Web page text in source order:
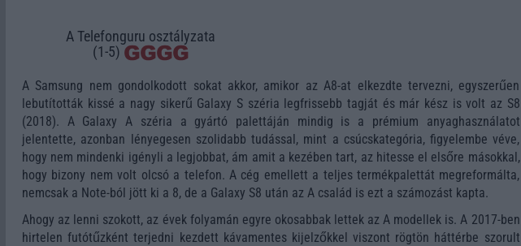
A Telefonguru osztályzata
(1-5)
A Samsung nem gondolkodott sokat akkor, amikor az A8-at elkezdte tervezni, egyszerűen
lebutították kissé a nagy sikerű Galaxy S széria legfrissebb tagját és már kész is volt az S8
(2018). A Galaxy A széria a gyártó palettáján mindig is a prémium anyaghasználatot
jelentette, azonban lényegesen szolidabb tudással, mint a csúcskategória, figyelembe véve,
hogy nem mindenki igényli a legjobbat, ám amit a kezében tart, az hitesse el elsőre másokkal,
hogy bizony nem volt olcsó a telefon. A cég emellett a teljes termékpalettát megreformálta,
nemcsak a Note-ból jött ki a 8, de a Galaxy S8 után az A család is ezt a számozást kapta.
Ahogy az lenni szokott, az évek folyamán egyre okosabbak lettek az A modellek is. A 2017-ben
hirtelen futótűzként terjedni kezdett kávamentes kijelzőkkel viszont rögtön háttérbe szorult